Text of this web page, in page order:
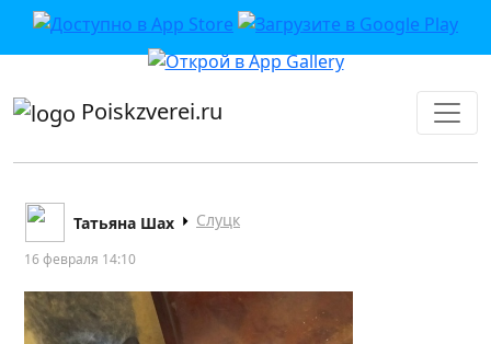
приложении или в VK">
Poiskzverei.ru
Татьяна Шах Слуцк
16 февраля 14:10